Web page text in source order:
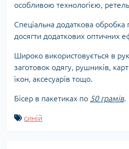
особливою технологією,
Спеціальна додаткова обробка
досягти додаткових оптичних
Широко використовується в
заготовок одягу, рушників,
ікон, аксесуарів тощо.
Бісер в пакетиках по 50 грамів.
синій